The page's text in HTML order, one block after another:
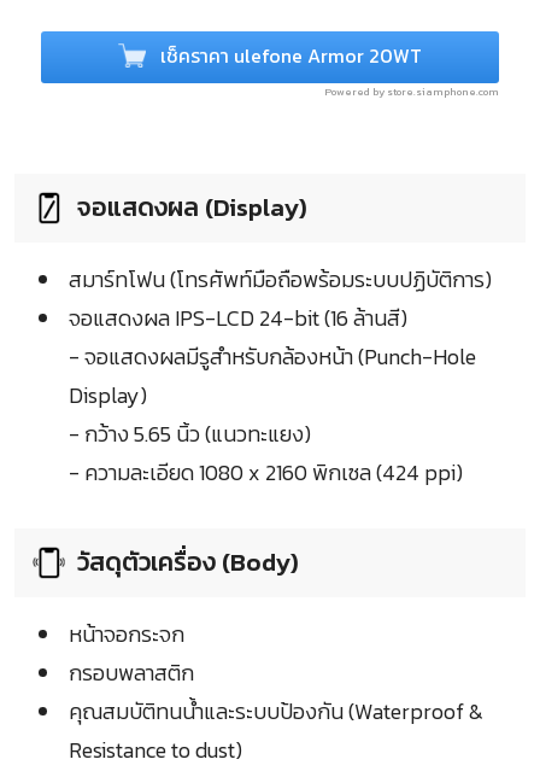
เช็คราคา ulefone Armor 20WT
Powered by store.siamphone.com
จอแสดงผล (Display)
สมาร์ทโฟน (โทรศัพท์มือถือพร้อมระบบปฏิบัติการ)
จอแสดงผล IPS-LCD 24-bit (16 ล้านสี)
- จอแสดงผลมีรูสำหรับกล้องหน้า (Punch-Hole
Display)
- กว้าง 5.65 นิ้ว (แนวทะแยง)
- ความละเอียด 1080 x 2160 พิกเซล (424 ppi)
วัสดุตัวเครื่อง (Body)
หน้าจอกระจก
กรอบพลาสติก
คุณสมบัติทนน้ำและระบบป้องกัน (Waterproof &
Resistance to dust)